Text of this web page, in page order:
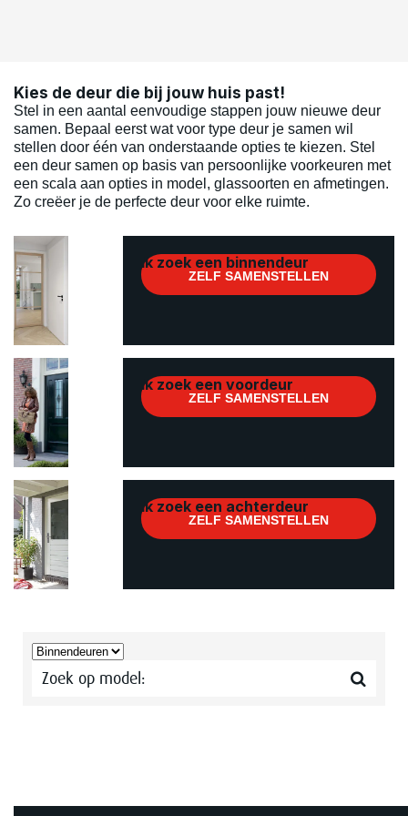
Kies de deur die bij jouw huis past!
Stel in een aantal eenvoudige stappen jouw nieuwe deur
samen. Bepaal eerst wat voor type deur je samen wil
stellen door één van onderstaande opties te kiezen. Stel
een deur samen op basis van persoonlijke voorkeuren met
een scala aan opties in model, glassoorten en afmetingen.
Zo creëer je de perfecte deur voor elke ruimte.
Ik zoek een binnendeur
Ik zoek een voordeur
Ik zoek een achterdeur